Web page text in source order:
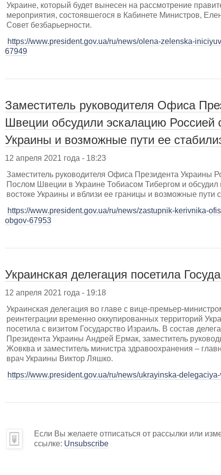
Украине, который будет вынесен на рассмотрение
мероприятия, состоявшегося в Кабинете Министров,
Совет безбарьерности.
https://www.president.gov.ua/ru/news/olena-zelenska-
67949
Заместитель руководителя Офиса
Швеции обсудили эскалацию Россией
Украины и возможные пути ее
12 апреля 2021 года - 18:23
Заместитель руководителя Офиса Президента Украины
Послом Швеции в Украине Тобиасом Тибергом и обсудил
востоке Украины и вблизи ее границы и возможные пути
https://www.president.gov.ua/ru/news/zastupnik-kerivnika-
obgov-67953
Украинская делегация посетила
12 апреля 2021 года - 19:18
Украинская делегация во главе с вице-премьер-
реинтеграции временно оккупированных территорий
посетила с визитом Государство Израиль. В состав
Президента Украины Андрей Ермак, заместитель
Жовква и заместитель министра здравоохранения –
врач Украины Виктор Ляшко.
https://www.president.gov.ua/ru/news/ukrayinska-
Если Вы желаете отписаться от рассылки или
ссылке: Unsubscribe